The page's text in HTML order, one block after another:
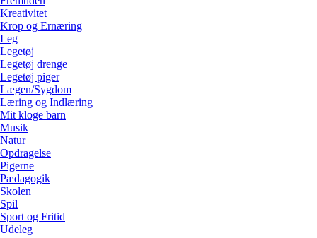
Kreativitet
Krop og Ernæring
Leg
Legetøj
Legetøj drenge
Legetøj piger
Lægen/Sygdom
Læring og Indlæring
Mit kloge barn
Musik
Natur
Opdragelse
Pigerne
Pædagogik
Skolen
Spil
Sport og Fritid
Udeleg